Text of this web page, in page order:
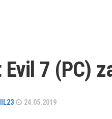
7 (PC)
24.05.2019